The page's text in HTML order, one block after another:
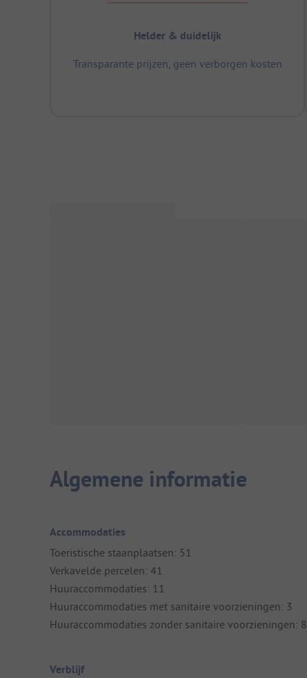
Helder & duidelijk
Transparante prijzen, geen verborgen kosten
Algemene informatie
Accommodaties
Toeristische staanplaatsen: 51
Verkavelde percelen: 41
Huuraccommodaties: 11
Huuraccommodaties met sanitaire voorzieningen: 3
Huuraccommodaties zonder sanitaire voorzieningen: 8
Verblijf